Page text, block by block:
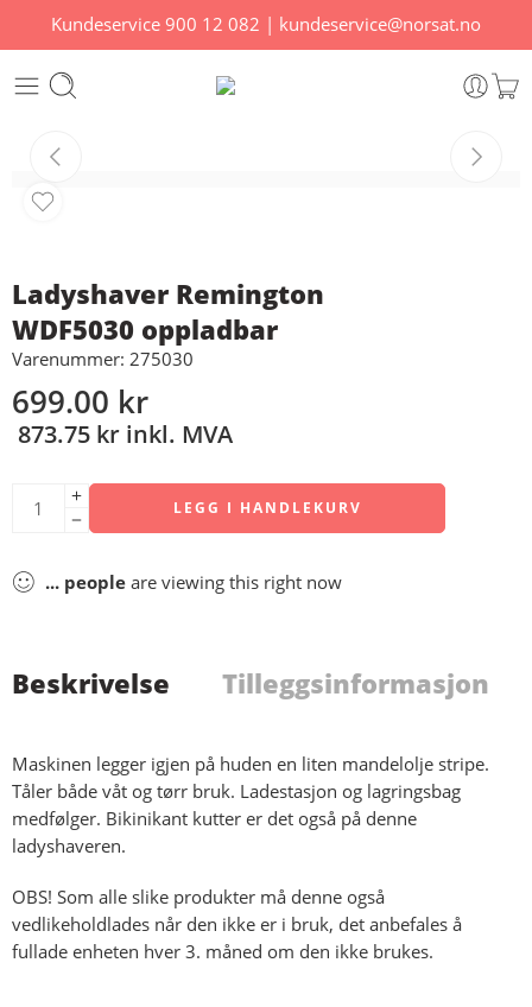
Kundeservice 900 12 082 | kundeservice@norsat.no
Ladyshaver Remington
WDF5030 oppladbar
Varenummer: 275030
699.00 kr
873.75 kr inkl. MVA
LEGG I HANDLEKURV
... people are viewing this right now
Beskrivelse Tilleggsinformasjon
Maskinen legger igjen på huden en liten mandelolje stripe.
Tåler både våt og tørr bruk. Ladestasjon og lagringsbag
medfølger. Bikinikant kutter er det også på denne
ladyshaveren.
OBS! Som alle slike produkter må denne også
vedlikeholdlades når den ikke er i bruk, det anbefales å
fullade enheten hver 3. måned om den ikke brukes.